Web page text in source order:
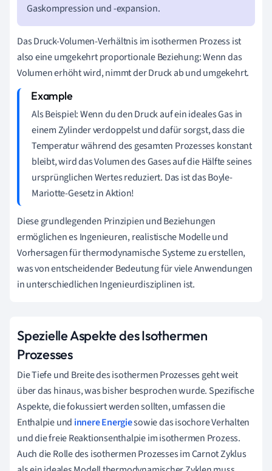
Gaskompression und -expansion.
Das Druck-Volumen-Verhältnis im isothermen Prozess ist
also eine umgekehrt proportionale Beziehung: Wenn das
Volumen erhöht wird, nimmt der Druck ab und umgekehrt.
Als Beispiel: Wenn du den Druck auf ein ideales Gas in
einem Zylinder verdoppelst und dafür sorgst, dass die
Temperatur während des gesamten Prozesses konstant
bleibt, wird das Volumen des Gases auf die Hälfte seines
ursprünglichen Wertes reduziert. Das ist das Boyle-
Mariotte-Gesetz in Aktion!
Diese grundlegenden Prinzipien und Beziehungen
ermöglichen es Ingenieuren, realistische Modelle und
Vorhersagen für thermodynamische Systeme zu erstellen,
was von entscheidender Bedeutung für viele Anwendungen
in unterschiedlichen Ingenieurdisziplinen ist.
Spezielle Aspekte des Isothermen
Prozesses
Die Tiefe und Breite des isothermen Prozesses geht weit
über das hinaus, was bisher besprochen wurde. Spezifische
Aspekte, die fokussiert werden sollten, umfassen die
Enthalpie und innere Energiesowie das isochore Verhalten
und die freie Reaktionsenthalpie im isothermen Prozess.
Auch die Rolle des isothermen Prozesses im Carnot Zyklus